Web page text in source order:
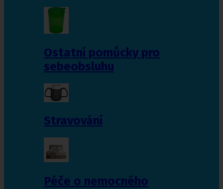
Ostatní pomůcky pro
sebeobsluhu
Stravování
Péče o nemocného